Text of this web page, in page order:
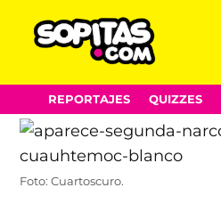
Skip
to
content
REPORTAJES QUIZZES
Foto: Cuartoscuro.